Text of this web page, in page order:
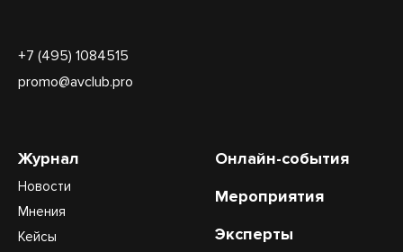
+7 (495) 1084515
promo@avclub.pro
Журнал
Новости
Мнения
Кейсы
Онлайн-события
Мероприятия
Эксперты